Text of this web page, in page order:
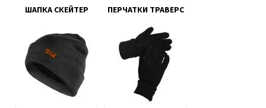
ШАПКА СКЕЙТЕР ПЕРЧАТКИ ТРАВЕРС